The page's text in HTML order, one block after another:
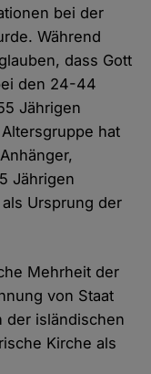
bei der
Während
dass Gott
den 24-44
Jährigen
hat
Jährigen
Ursprung der
Mehrheit der
von Staat
der isländischen
Kirche als